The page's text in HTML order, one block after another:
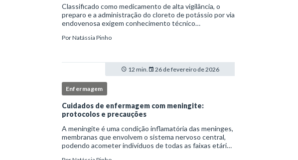
Classificado como medicamento de alta vigilância, o
preparo e a administração do cloreto de potássio por via
endovenosa exigem conhecimento técnico
institucionais e atuação criteriosa da equipe de
PorNatássia Pinho
12 min. 26 de fevereiro de 2026
Enfermagem
Cuidados de enfermagem com meningite:
protocolos e precauções
A meningite é uma condição inflamatória das meninges,
membranas que envolvem o sistema nervoso central,
podendo acometer indivíduos de todas as faixas etárias